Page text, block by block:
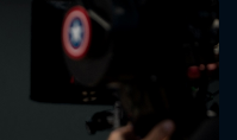
GOOGLE